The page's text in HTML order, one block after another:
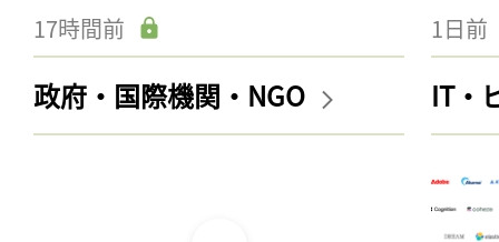
17時間前 1日前
政府・国際機関・NGO IT・